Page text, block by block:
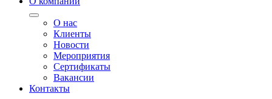
О нас
Клиенты
Новости
Мероприятия
Сертификаты
Вакансии
Контакты